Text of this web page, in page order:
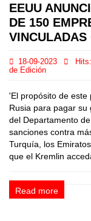
EEUU
DE 150
VINCULADAS
18-09-2023 Hits:
de Edición
'El propósito de este
Rusia para pagar
del Departamento
sanciones contra
Turquía, los
que el Kremlin
Read more